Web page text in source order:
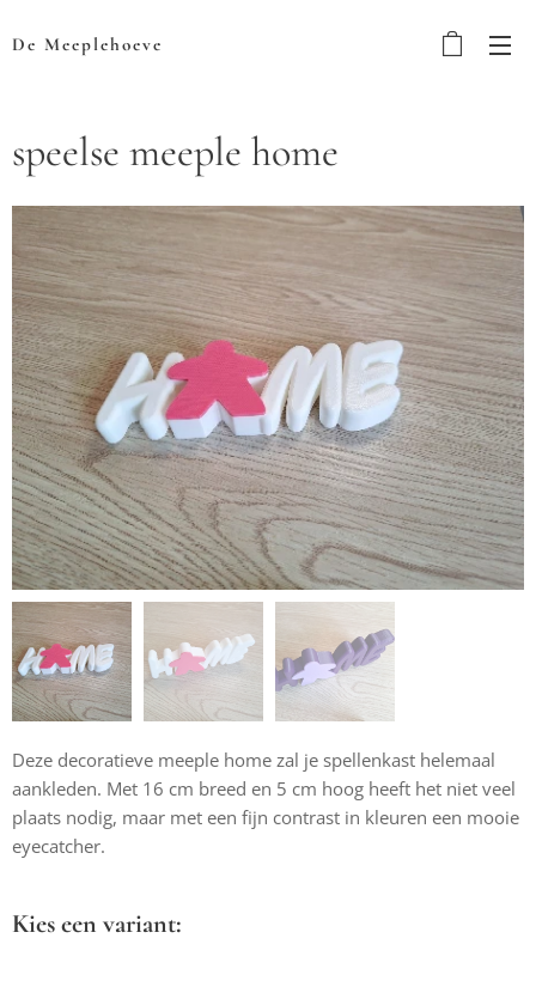
De Meeplehoeve
speelse meeple home
Deze decoratieve meeple home zal je spellenkast helemaal
aankleden. Met 16 cm breed en 5 cm hoog heeft het niet veel
plaats nodig, maar met een fijn contrast in kleuren een mooie
eyecatcher.
Kies een variant: